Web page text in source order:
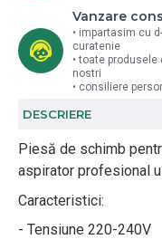
Vanzare
• impartasim cu
curatenie
• toate
nostri
• consiliere
DESCRIERE
Piesă de schimb
aspirator profesional
Caracteristici:
- Tensiune 220-240V